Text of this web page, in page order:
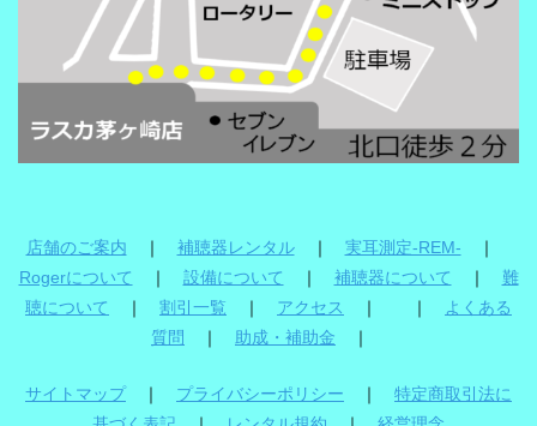
店舗のご案内 ｜ 補聴器レンタル｜ 実耳測定-REM- ｜
Rogerについて ｜ 設備について ｜ 補聴器について ｜ 難
聴について
｜ 割引一覧 ｜ アクセス ｜ ｜
よくある
質問
｜ 助成・補助金 ｜
サイトマップ｜ プライバシーポリシー ｜ 特定商取引法に